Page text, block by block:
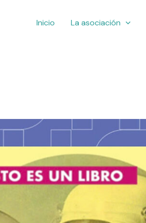
Inicio La asociación